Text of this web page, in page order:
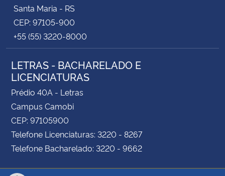
Santa Maria - RS
CEP: 97105-900
+55 (55) 3220-8000
LETRAS - BACHARELADO E
LICENCIATURAS
Prédio 40A - Letras
Campus Camobi
CEP: 97105900
Telefone Licenciaturas: 3220 - 8267
Telefone Bacharelado: 3220 - 9662